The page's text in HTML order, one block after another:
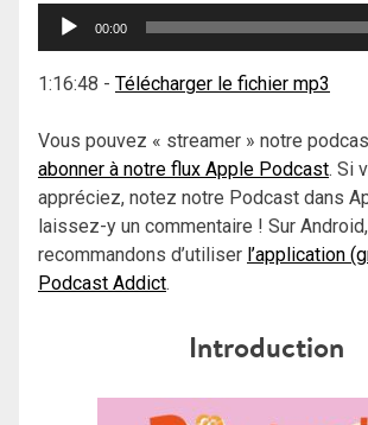
Lecteur
00:00
1:16:48 - Télécharger le fichier mp3
Vous pouvez « streamer » notre
abonner à notre flux Apple Podcast. Si
appréciez, notez notre Podcast dans
laissez-y un commentaire ! Sur
recommandons d’utiliser l’application
Podcast Addict.
Introduction